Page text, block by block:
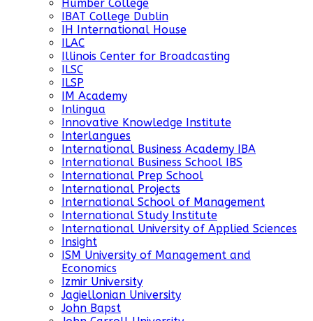
Humber College
IBAT College Dublin
IH International House
ILAC
Illinois Center for Broadcasting
ILSC
ILSP
IM Academy
Inlingua
Innovative Knowledge Institute
Interlangues
International Business Academy IBA
International Business School IBS
International Prep School
International Projects
International School of Management
International Study Institute
International University of Applied Sciences
Insight
ISM University of Management and
Economics
Izmir University
Jagiellonian University
John Bapst